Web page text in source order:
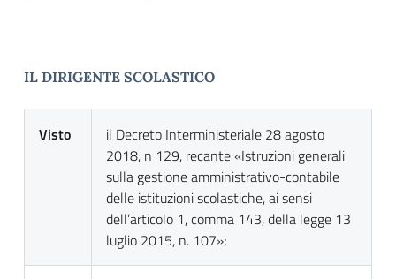
IL DIRIGENTE SCOLASTICO
Visto
il Decreto Interministeriale 28 agosto
2018, n 129, recante «Istruzioni generali
sulla gestione amministrativo-contabile
delle istituzioni scolastiche, ai sensi
dell’articolo 1, comma 143, della legge 13
luglio 2015, n. 107»;